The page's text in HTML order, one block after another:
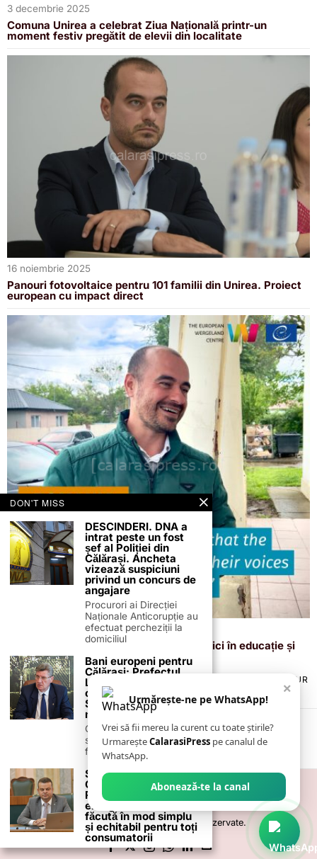
3 decembrie 2025
Comuna Unirea a celebrat Ziua Națională printr-un
moment festiv pregătit de elevii din localitate
16 noiembrie 2025
Panouri fotovoltaice pentru 101 familii din Unirea. Proiect
european cu impact direct
4 noiembrie 2025
Comuna Unirea, exemplu de bune practici în educație și
incluziune socială
TERMENI ȘI CONDIȚII
POLITICA DE ANULARE & RETUR
PUBLICITATE ONLINE & TIPĂRITĂ
CONTACT
ZIARUL ANUNȚUL CĂLĂRĂȘEAN
2026- Toate drepturile sunt rezervate.
×
Urmărește-ne pe WhatsApp!
Vrei să fii mereu la curent cu toate știrile?
UrmareșteCalarasiPress pe canalul de
WhatsApp.
Abonează-te la canal
DON'T MISS
DESCINDERI. DNA a
intrat peste un fost
șef al Poliției din
Călărași. Ancheta
vizează suspiciuni
privind un concurs de
angajare
Procurori ai Direcției
Naționale Anticorupție au
efectuat percheziții la
domiciliul
Bani europeni pentru
Călărași: Prefectul
Laurențiu State anunță
colaborarea cu ADR
Sud-Muntenia pentru
noi finanțări
Călărașul se pregătește
să intre pe harta
finanțărilor europene, cu
Senator Nicușor
Cionoiu:
Reglementarea pieței
energetice trebuie
făcută în mod simplu
și echitabil pentru toți
consumatorii
Parlamentarul PSD de